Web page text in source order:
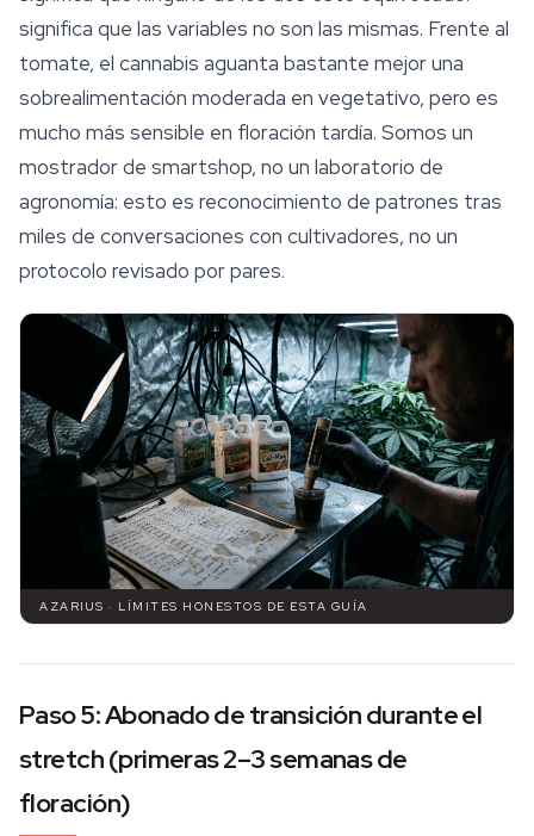
significa que las variables no son las mismas. Frente al
tomate, el cannabis aguanta bastante mejor una
sobrealimentación moderada en vegetativo, pero es
mucho más sensible en floración tardía. Somos un
mostrador de smartshop, no un laboratorio de
agronomía: esto es reconocimiento de patrones tras
miles de conversaciones con cultivadores, no un
protocolo revisado por pares.
AZARIUS · LÍMITES HONESTOS DE ESTA GUÍA
Paso 5: Abonado de transición durante el
stretch (primeras 2–3 semanas de
floración)